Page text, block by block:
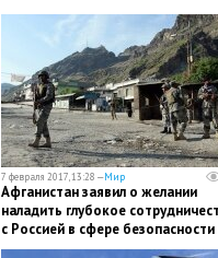
"некрофильской" России
7 февраля 2017, 13:28 —Мир
Афганистан заявил о желании
наладить глубокое
с Россией в сфере безопасности
импорта нефти